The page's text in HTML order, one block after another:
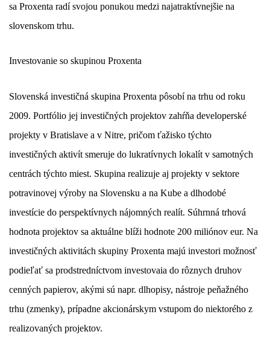
sa Proxenta radí svojou ponukou medzi najatraktívnejšie na
slovenskom trhu.
Investovanie so skupinou Proxenta
Slovenská investičná skupina Proxenta pôsobí na trhu od roku
2009. Portfólio jej investičných projektov zahŕňa developerské
projekty v Bratislave a v Nitre, pričom ťažisko týchto
investičných aktivít smeruje do lukratívnych lokalít v samotných
centrách týchto miest. Skupina realizuje aj projekty v sektore
potravinovej výroby na Slovensku a na Kube a dlhodobé
investície do perspektívnych nájomných realít. Súhrnná trhová
hodnota projektov sa aktuálne blíži hodnote 200 miliónov eur. Na
investičných aktivitách skupiny Proxenta majú investori možnosť
podieľať sa prodstredníctvom investovaia do rôznych druhov
cenných papierov, akými sú napr. dlhopisy, nástroje peňažného
trhu (zmenky), prípadne akcionárskym vstupom do niektorého z
realizovaných projektov.